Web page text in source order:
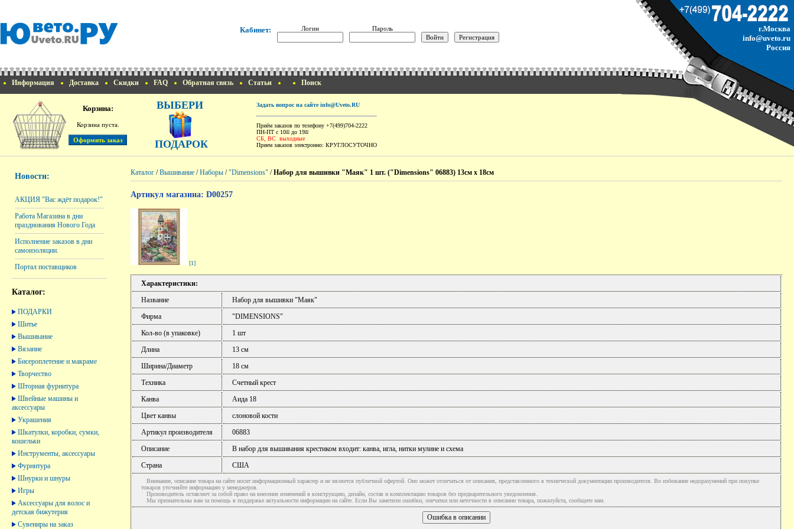
Кабинет: Логин Пароль
г.Москва
info@uveto.ru
Россия
Информация Доставка Скидки FAQ Обратная связь Статьи Поиск
Корзина:
Корзина пуста.
ВЫБЕРИ
ПОДАРОК
Задать вопрос на сайте info@Uveto.RU
Приём заказов по телефону +7(499)704-2222
ПН-ПТ с 1000 до 1900
СБ, ВС выходные
Прием заказов электронно: КРУГЛОСУТОЧНО
Новости:
АКЦИЯ "Вас ждёт подарок!"
Работа Магазина в дни
празднования Нового Года
Исполнение заказов в дни
самоизоляции.
Портал поставщиков
Каталог:
ПОДАРКИ
Шитье
Вышивание
Вязание
Бисероплетение и макраме
Творчество
Шторная фурнитура
Швейные машины и
аксессуары
Украшения
Шкатулки, коробки, сумки,
кошельки
Инструменты, аксессуары
Фурнитура
Шнурки и шнуры
Игры
Аксессуары для волос и
детская бижутерия
Сувениры на заказ
Каталог /Вышивание /Наборы /"Dimensions" /Набор для вышивки "Маяк" 1 шт. ("Dimensions" 06883) 13см х 18см
Артикул магазина: D00257
[1]
Характеристики:
Название
Набор для вышивки "Маяк"
Фирма
"DIMENSIONS"
Кол-во (в упаковке)
1 шт
Длина
13 см
Ширина/Диаметр
18 см
Техника
Счетный крест
Канва
Аида 18
Цвет канвы
слоновой кости
Артикул производителя
06883
Описание
В набор для вышивания крестиком входит: канва, игла, нитки мулине и схема
Страна
США
Внимание, описание товара на сайте носит информационный характер и не является публичной офертой. Оно может отличаться от описания, представленного в технической документации производителя. Во избежание недоразумений при покупке
товаров уточняйте информацию у менеджеров.
Производитель оставляет за собой право на внесение изменений в конструкцию, дизайн, состав и комплектацию товаров без предварительного уведомления.
Мы признательны вам за помощь в поддержке актуальности информации на сайте. Если Вы заметили ошибки, опечатки или неточности в описании товара, пожалуйста, сообщите нам.